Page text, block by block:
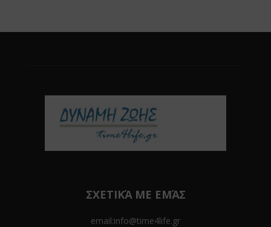
ΣΧΕΤΙΚΆ ΜΕ ΕΜΆΣ
email:info@time4life.gr